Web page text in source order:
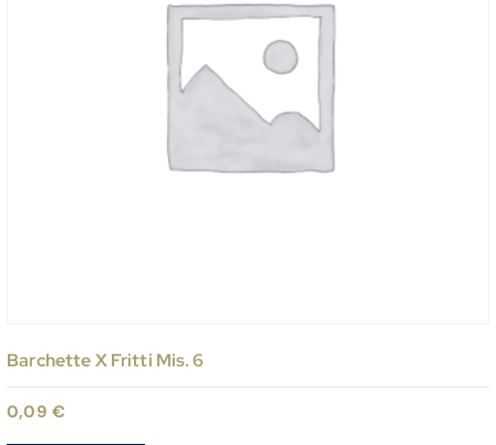
Barchette X Fritti Mis. 6
0,09 €